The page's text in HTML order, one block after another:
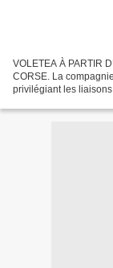
VOLETEA À PARTIR
CORSE. La
privilégiant les